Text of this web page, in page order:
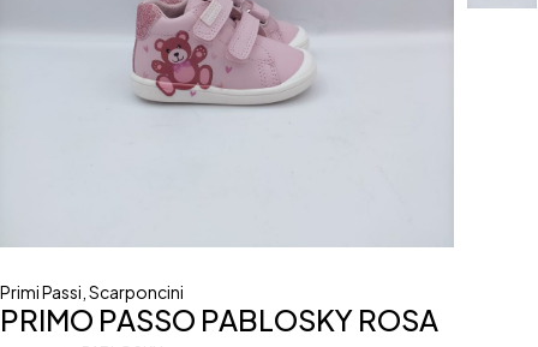
Primi Passi Scarponcini
PRIMO PASSO PABLOSKY ROSA